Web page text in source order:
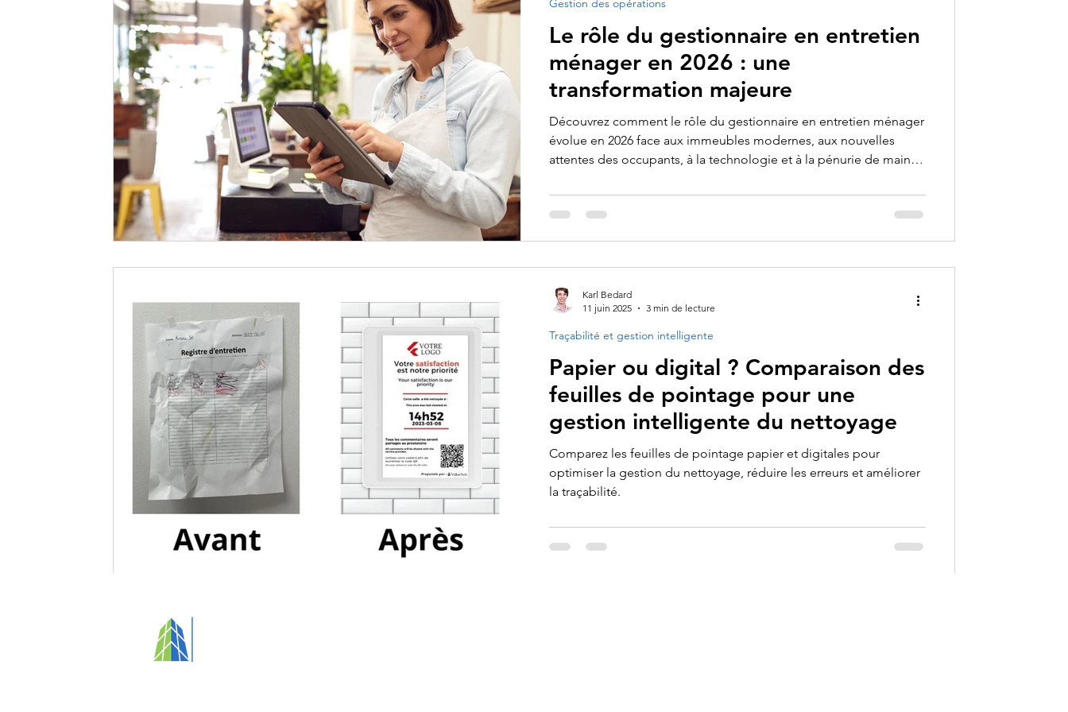
Entretien spécialisé Valorisation du personnel Normes et réglementation Appels d’offres et performance cont
Le rôle du gestionnaire en entretien
ménager en 2026 : une
transformation majeure
Découvrez comment le rôle du gestionnaire en entretien ménager
évolue en 2026 face aux immeubles modernes, aux nouvelles
attentes des occupants, à la technologie et à la pénurie de main-
Gestion des opérations
Papier ou digital ? Comparaison des
feuilles de pointage pour une
gestion intelligente du nettoyage
Comparez les feuilles de pointage papier et digitales pour
optimiser la gestion du nettoyage, réduire les erreurs et améliorer
la traçabilité.
Traçabilité et gestion intelligente
Karl Bedard
11 juin 2025
3 min de lecture